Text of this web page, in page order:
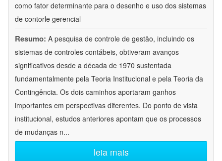
como fator determinante para o desenho e uso dos sistemas
de contorle gerencial
Resumo: A pesquisa de controle de gestão, incluindo os
sistemas de controles contábeis, obtiveram avanços
significativos desde a década de 1970 sustentada
fundamentalmente pela Teoria Institucional e pela Teoria da
Contingência. Os dois caminhos aportaram ganhos
importantes em perspectivas diferentes. Do ponto de vista
institucional, estudos anteriores apontam que os processos
de mudanças n...
leia mais